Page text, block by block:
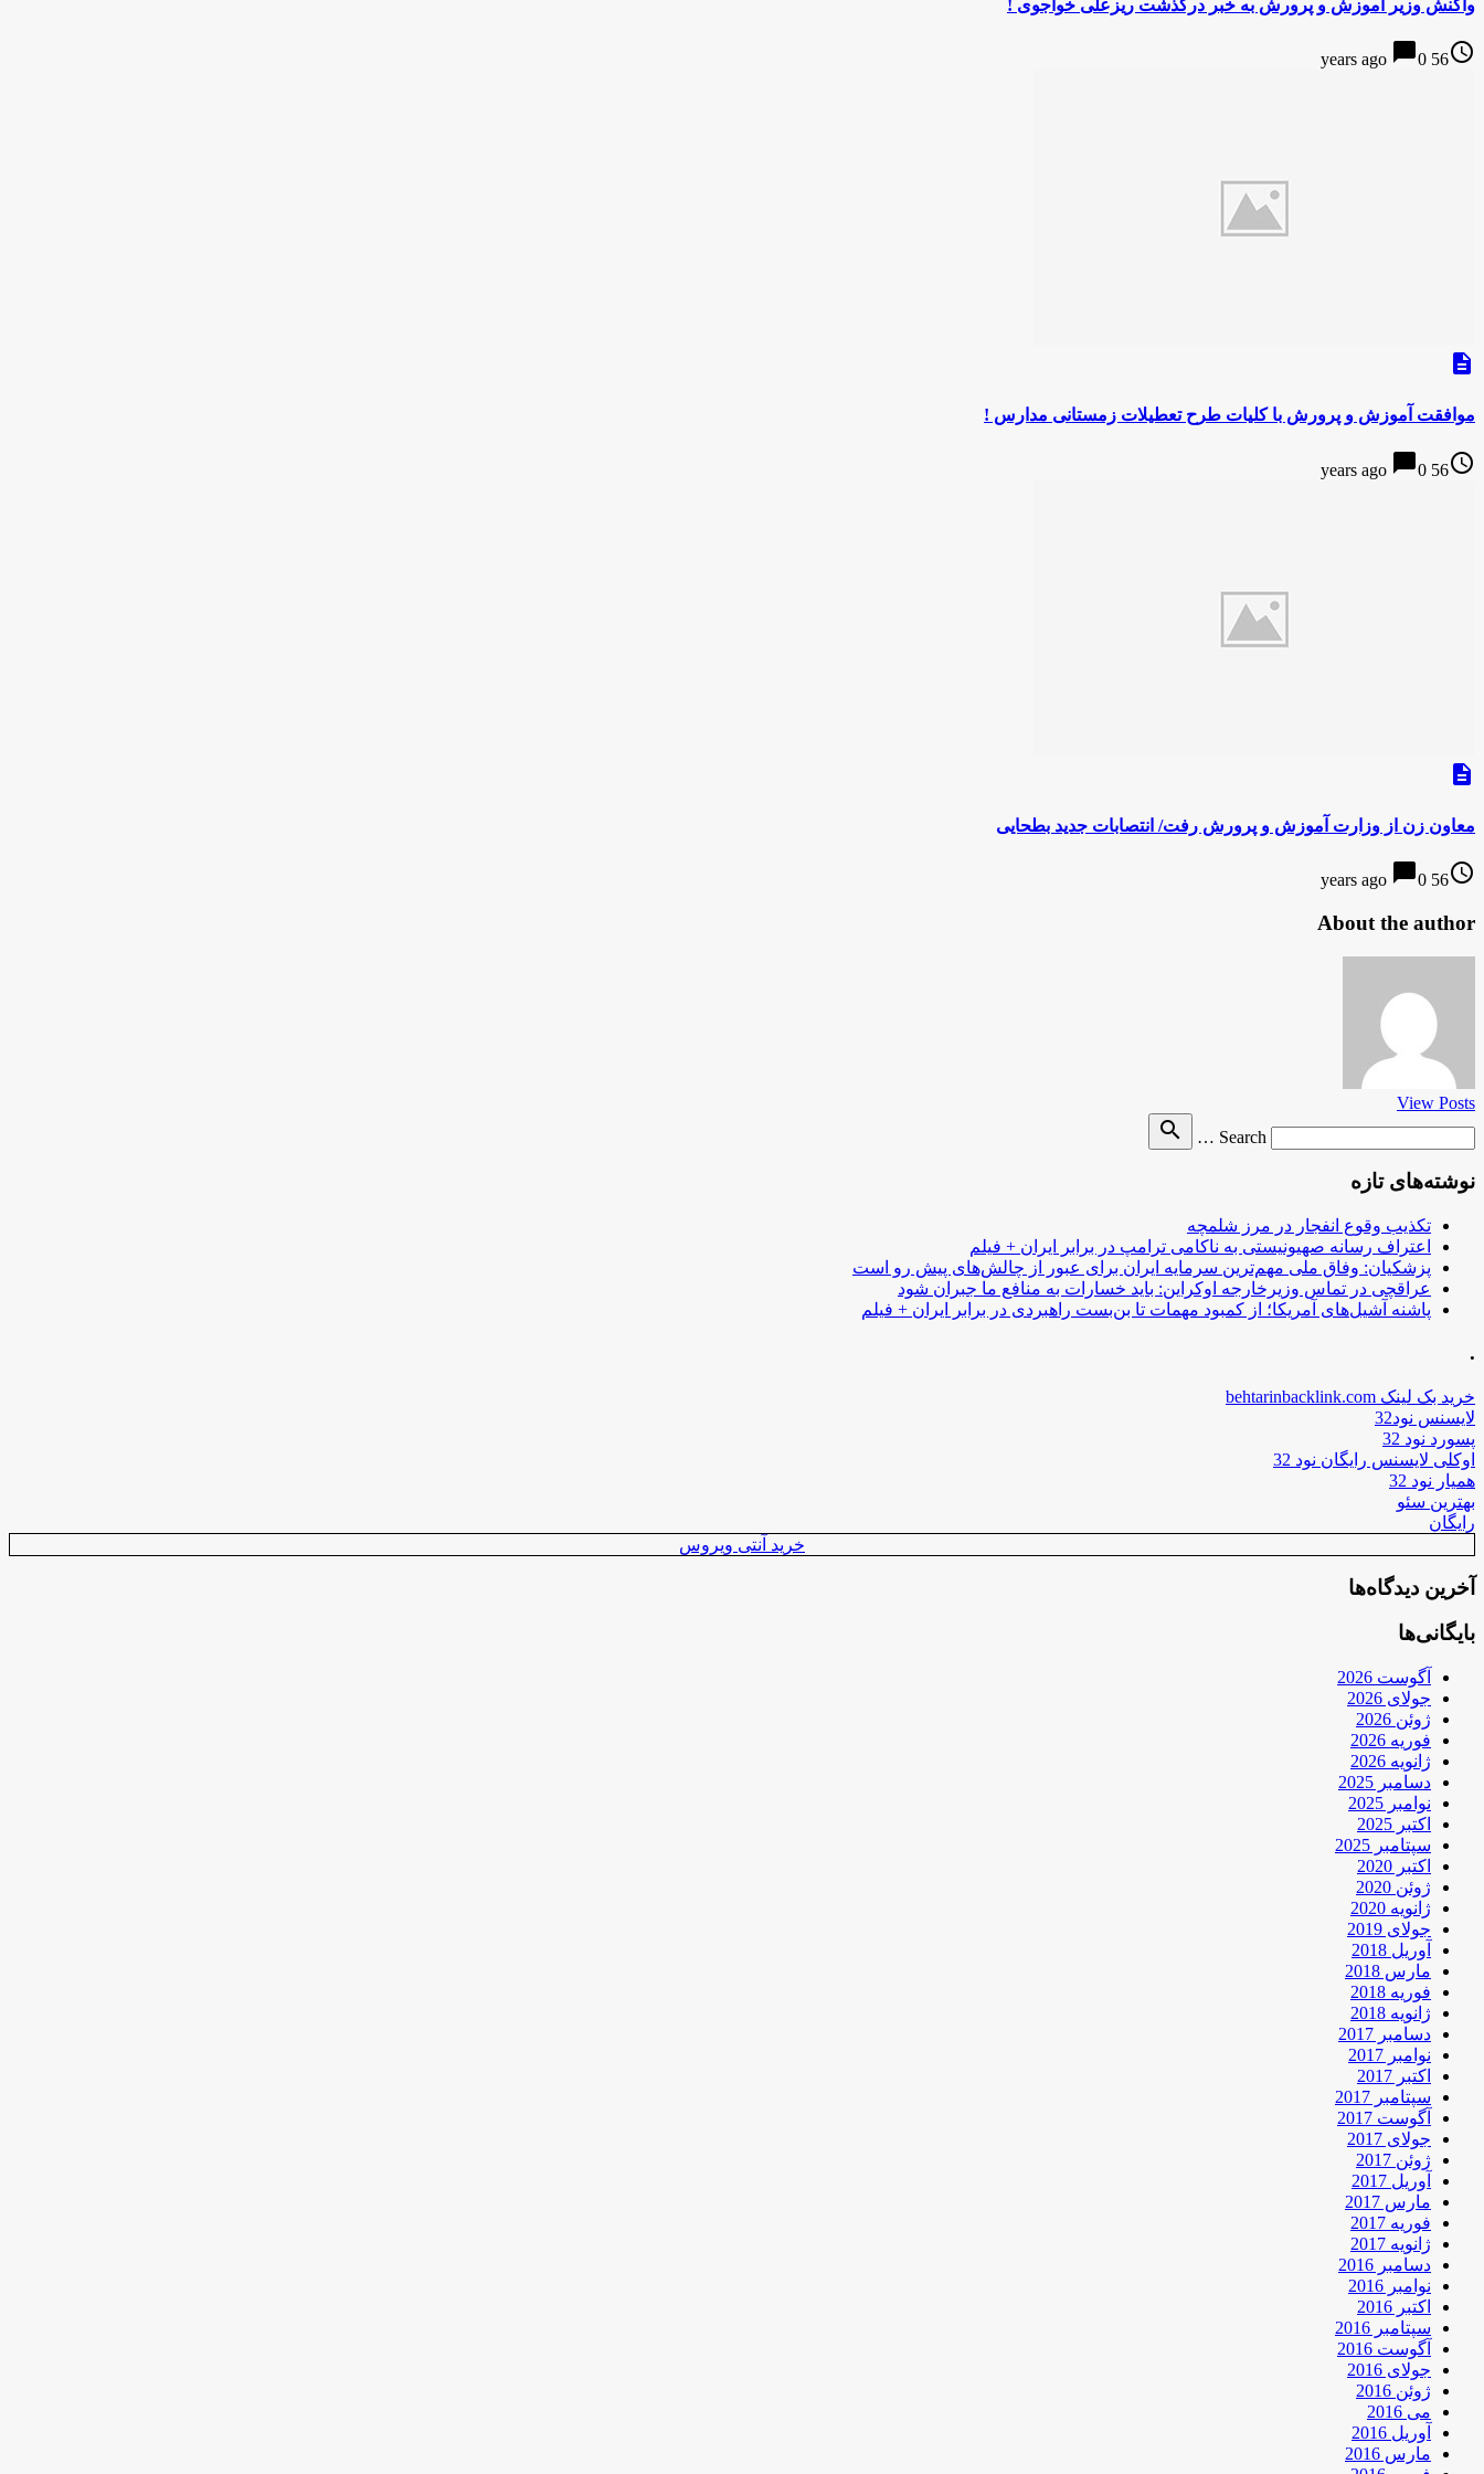
واکنش وزیر آموزش و پرورش به خبر درگذشت ریزعلی خواجوی !
access_time
56 years ago
chat_bubble0
description
موافقت آموزش و پرورش با کلیات طرح تعطیلات زمستانی مدارس !
access_time
56 years ago
chat_bubble0
description
معاون زن از وزارت آموزش و پرورش رفت/ انتصابات جدید بطحایی
access_time
56 years ago
chat_bubble0
About the author
View Posts
Search …
search
نوشته‌های تازه
تکذیب وقوع انفجار در مرز شلمچه
اعتراف رسانه صهیونیستی به ناکامی ترامپ در برابر ایران + فیلم
پزشکیان: وفاق ملی مهم‌ترین سرمایه ایران برای عبور از چالش‌های پیش رو است
عراقچی در تماس وزیرخارجه اوکراین: باید خسارات به منافع ما جبران شود
پاشنه آشیل‌های آمریکا؛ از کمبود مهمات تا بن‌بست راهبردی در برابر ایران + فیلم
.
خرید بک لینک behtarinbacklink.com
لایسنس نود32
پسورد نود 32
اوکلی لایسنس رایگان نود 32
همیار نود 32
بهترین سئو
رایگان
خرید آنتی ویروس
آخرین دیدگاه‌ها
بایگانی‌ها
آگوست 2026
جولای 2026
ژوئن 2026
فوریه 2026
ژانویه 2026
دسامبر 2025
نوامبر 2025
اکتبر 2025
سپتامبر 2025
اکتبر 2020
ژوئن 2020
ژانویه 2020
جولای 2019
آوریل 2018
مارس 2018
فوریه 2018
ژانویه 2018
دسامبر 2017
نوامبر 2017
اکتبر 2017
سپتامبر 2017
آگوست 2017
جولای 2017
ژوئن 2017
آوریل 2017
مارس 2017
فوریه 2017
ژانویه 2017
دسامبر 2016
نوامبر 2016
اکتبر 2016
سپتامبر 2016
آگوست 2016
جولای 2016
ژوئن 2016
می 2016
آوریل 2016
مارس 2016